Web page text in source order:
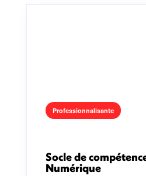
Professionnalisante
Socle de
Numérique